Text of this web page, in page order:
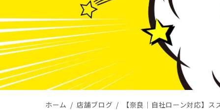
ホーム 店舗ブログ 【奈良｜自社ローン対応】